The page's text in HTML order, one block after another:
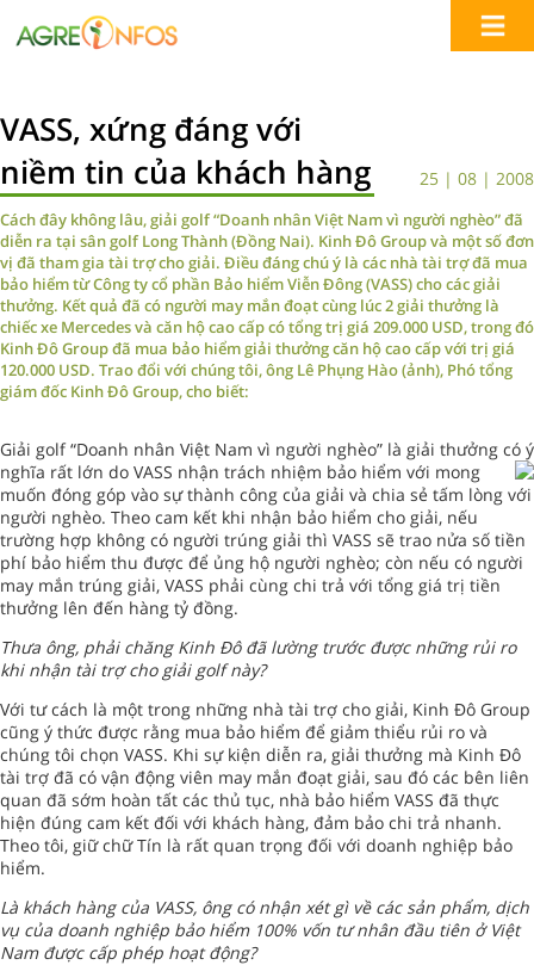
VASS, xứng đáng với
niềm tin của khách hàng
25 | 08 | 2008
Cách đây không lâu, giải golf “Doanh nhân Việt Nam vì người nghèo” đã
diễn ra tại sân golf Long Thành (Đồng Nai). Kinh Đô Group và một số đơn
vị đã tham gia tài trợ cho giải. Điều đáng chú ý là các nhà tài trợ đã mua
bảo hiểm từ Công ty cổ phần Bảo hiểm Viễn Đông (VASS) cho các giải
thưởng. Kết quả đã có người may mắn đoạt cùng lúc 2 giải thưởng là
chiếc xe Mercedes và căn hộ cao cấp có tổng trị giá 209.000 USD, trong đó
Kinh Đô Group đã mua bảo hiểm giải thưởng căn hộ cao cấp với trị giá
120.000 USD. Trao đổi với chúng tôi, ông Lê Phụng Hào (ảnh), Phó tổng
giám đốc Kinh Đô Group, cho biết:
Giải golf “Doanh nhân Việt Nam vì người nghèo” là giải thưởng có ý
nghĩa rất lớn do VASS nhận trách nhiệm bảo hiểm với mong
muốn đóng góp vào sự thành công của giải và chia sẻ tấm lòng với
người nghèo. Theo cam kết khi nhận bảo hiểm cho giải, nếu
trường hợp không có người trúng giải thì VASS sẽ trao nửa số tiền
phí bảo hiểm thu được để ủng hộ người nghèo; còn nếu có người
may mắn trúng giải, VASS phải cùng chi trả với tổng giá trị tiền
thưởng lên đến hàng tỷ đồng.
Thưa ông, phải chăng Kinh Đô đã lường trước được những rủi ro
khi nhận tài trợ cho giải golf này?
Với tư cách là một trong những nhà tài trợ cho giải, Kinh Đô Group
cũng ý thức được rằng mua bảo hiểm để giảm thiểu rủi ro và
chúng tôi chọn VASS. Khi sự kiện diễn ra, giải thưởng mà Kinh Đô
tài trợ đã có vận động viên may mắn đoạt giải, sau đó các bên liên
quan đã sớm hoàn tất các thủ tục, nhà bảo hiểm VASS đã thực
hiện đúng cam kết đối với khách hàng, đảm bảo chi trả nhanh.
Theo tôi, giữ chữ Tín là rất quan trọng đối với doanh nghiệp bảo
hiểm.
Là khách hàng của VASS, ông có nhận xét gì về các sản phẩm, dịch
vụ của doanh nghiệp bảo hiểm 100% vốn tư nhân đầu tiên ở Việt
Nam được cấp phép hoạt động?